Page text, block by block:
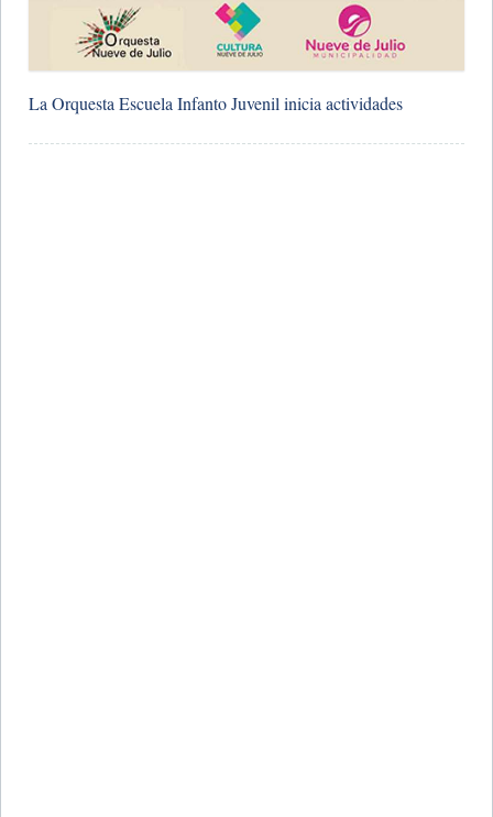
​La Orquesta Escuela Infanto Juvenil inicia actividades